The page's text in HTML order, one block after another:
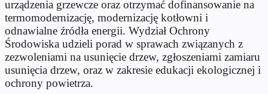
urządzenia grzewcze oraz otrzymać dofinansowanie na
termomodernizację, modernizację kotłowni i
odnawialne źródła energii. Wydział Ochrony
Środowiska udzieli porad w sprawach związanych z
zezwoleniami na usunięcie drzew, zgłoszeniami zamiaru
usunięcia drzew, oraz w zakresie edukacji ekologicznej i
ochrony powietrza.